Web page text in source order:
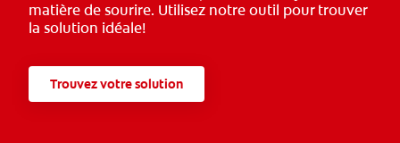
matière de sourire. Utilisez notre outil pour trouver
la solution idéale!
Trouvez votre solution